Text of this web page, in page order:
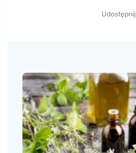
Udostępnij